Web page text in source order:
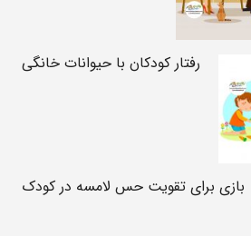
رفتار کودکان با حیوانات خانگی
بازی برای تقویت حس لامسه در کودک